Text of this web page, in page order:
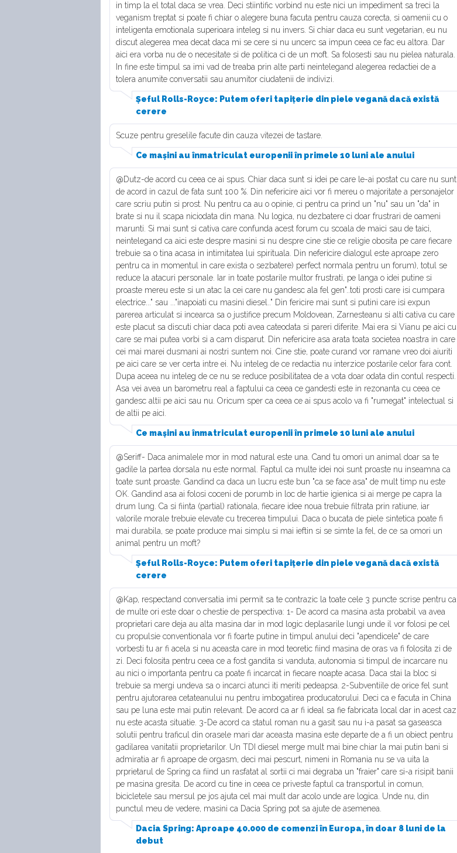
in timp la el total daca se vrea. Deci stiintific vorbind nu este nici un impediment sa treci la
veganism treptat si poate fi chiar o alegere buna facuta pentru cauza corecta, si oamenii cu o
inteligenta emotionala superioara inteleg si nu invers. Si chiar daca eu sunt vegetarian, eu nu
discut alegerea mea decat daca mi se cere si nu uncerc sa impun ceea ce fac eu altora. Dar
aici era vorba nu de o necesitate si de politica ci de un moft. Sa folosesti sau nu pielea naturala.
In fine este timpul sa imi vad de treaba prin alte parti neintelegand alegerea redactiei de a
tolera anumite conversatii sau anumitor ciudatenii de indivizi.
Șeful Rolls-Royce: Putem oferi tapițerie din piele vegană dacă există
cerere
Scuze pentru greselile facute din cauza vitezei de tastare.
Ce mașini au înmatriculat europenii în primele 10 luni ale anului
@Dutz-de acord cu ceea ce ai spus. Chiar daca sunt si idei pe care le-ai postat cu care nu sunt
de acord in cazul de fata sunt 100 %. Din nefericire aici vor fi mereu o majoritate a personajelor
care scriu putin si prost. Nu pentru ca au o opinie, ci pentru ca prind un "nu" sau un "da" in
brate si nu il scapa niciodata din mana. Nu logica, nu dezbatere ci doar frustrari de oameni
marunti. Si mai sunt si cativa care confunda acest forum cu scoala de maici sau de taici,
neintelegand ca aici este despre masini si nu despre cine stie ce religie obosita pe care fiecare
trebuie sa o tina acasa in intimitatea lui spirituala. Din nefericire dialogul este aproape zero
pentru ca in momentul in care exista o sezbatere) perfect normala pentru un forum), totul se
reduce la atacuri personale. Iar in toate postarile multor frustrati, pe langa o idei putine si
proaste mereu este si un atac la cei care nu gandesc ala fel gen"..toti prosti care isi cumpara
electrice..." sau ..."inapoiati cu masini diesel.." Din fericire mai sunt si putini care isi expun
parerea articulat si incearca sa o justifice precum Moldovean, Zarnesteanu si alti cativa cu care
este placut sa discuti chiar daca poti avea cateodata si pareri diferite. Mai era si Vianu pe aici cu
care se mai putea vorbi si a cam disparut. Din nefericire asa arata toata societea noastra in care
cei mai marei dusmani ai nostri suntem noi. Cine stie, poate curand vor ramane vreo doi aiuriti
pe aici care se ver certa intre ei. Nu inteleg de ce redactia nu interzice postarile celor fara cont.
Dupa aceea nu inteleg de ce nu se reduce posibilitatea de a vota doar odata din contul respecti.
Asa vei avea un barometru real a faptului ca ceea ce gandesti este in rezonanta cu ceea ce
gandesc altii pe aici sau nu. Oricum sper ca ceea ce ai spus acolo va fi "rumegat" intelectual si
de altii pe aici.
Ce mașini au înmatriculat europenii în primele 10 luni ale anului
@Seriff- Daca animalele mor in mod natural este una. Cand tu omori un animal doar sa te
gadile la partea dorsala nu este normal. Faptul ca multe idei noi sunt proaste nu inseamna ca
toate sunt proaste. Gandind ca daca un lucru este bun "ca se face asa" de mult timp nu este
OK. Gandind asa ai folosi coceni de porumb in loc de hartie igienica si ai merge pe capra la
drum lung. Ca si fiinta (partial) rationala, fiecare idee noua trebuie filtrata prin ratiune, iar
valorile morale trebuie elevate cu trecerea timpului. Daca o bucata de piele sintetica poate fi
mai durabila, se poate produce mai simplu si mai ieftin si se simte la fel, de ce sa omori un
animal pentru un moft?
Șeful Rolls-Royce: Putem oferi tapițerie din piele vegană dacă există
cerere
@Kap, respectand conversatia imi permit sa te contrazic la toate cele 3 puncte scrise pentru ca
de multe ori este doar o chestie de perspectiva: 1- De acord ca masina asta probabil va avea
proprietari care deja au alta masina dar in mod logic deplasarile lungi unde il vor folosi pe cel
cu propulsie conventionala vor fi foarte putine in timpul anului deci "apendicele" de care
vorbesti tu ar fi acela si nu aceasta care in mod teoretic fiind masina de oras va fi folosita zi de
zi. Deci folosita pentru ceea ce a fost gandita si vanduta, autonomia si timpul de incarcare nu
au nici o importanta pentru ca poate fi incarcat in fiecare noapte acasa. Daca stai la bloc si
trebuie sa mergi undeva sa o incarci atunci iti meriti pedeapsa. 2-Subventiile de orice fel sunt
pentru ajutorarea cetateanului nu pentru imbogatirea producatorului. Deci ca e facuta in China
sau pe luna este mai putin relevant. De acord ca ar fi ideal sa fie fabricata local dar in acest caz
nu este acasta situatie. 3-De acord ca statul roman nu a gasit sau nu i-a pasat sa gaseasca
solutii pentru traficul din orasele mari dar aceasta masina este departe de a fi un obiect pentru
gadilarea vanitatii proprietarilor. Un TDI diesel merge mult mai bine chiar la mai putin bani si
admiratia ar fi aproape de orgasm, deci mai pescurt, nimeni in Romania nu se va uita la
prprietarul de Spring ca fiind un rasfatat al sortii ci mai degraba un "fraier" care si-a risipit banii
pe masina gresita. De acord cu tine in ceea ce priveste faptul ca transportul in comun,
bicicletele sau mersul pe jos ajuta cel mai mult dar acolo unde are logica. Unde nu, din
punctul meu de vedere, masini ca Dacia Spring pot sa ajute de asemenea.
Dacia Spring: Aproape 40.000 de comenzi în Europa, în doar 8 luni de la
debut